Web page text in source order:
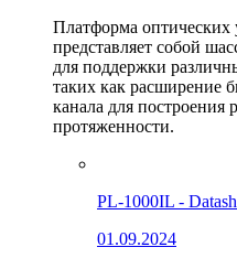
Платформа оптических
представляет собой
для поддержки
таких как расширение
канала для
протяженности.
PL-1000IL -
01.09.2024